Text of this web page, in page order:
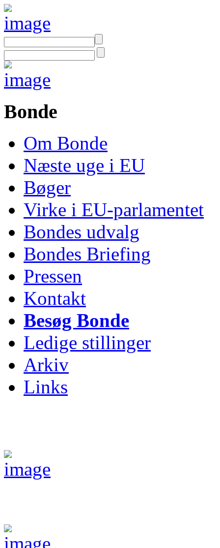
Bonde
Om Bonde
Næste uge i EU
Bøger
Virke i EU-parlamentet
Bondes udvalg
Bondes Briefing
Pressen
Kontakt
Besøg Bonde
Ledige stillinger
Arkiv
Links